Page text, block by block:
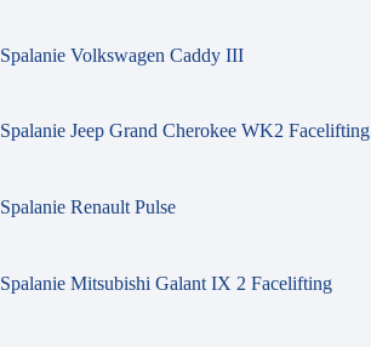
Spalanie Volkswagen Caddy III
Spalanie Jeep Grand Cherokee WK2 Facelifting
Spalanie Renault Pulse
Spalanie Mitsubishi Galant IX 2 Facelifting